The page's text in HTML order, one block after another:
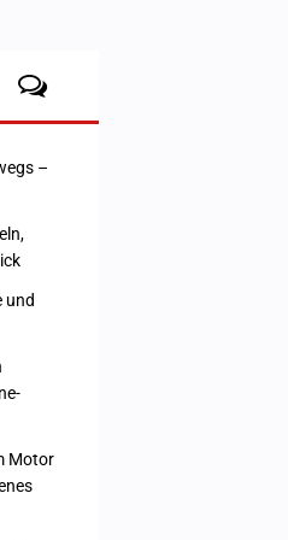
–
und
Motor